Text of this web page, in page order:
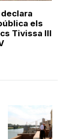
els
Tivissa III